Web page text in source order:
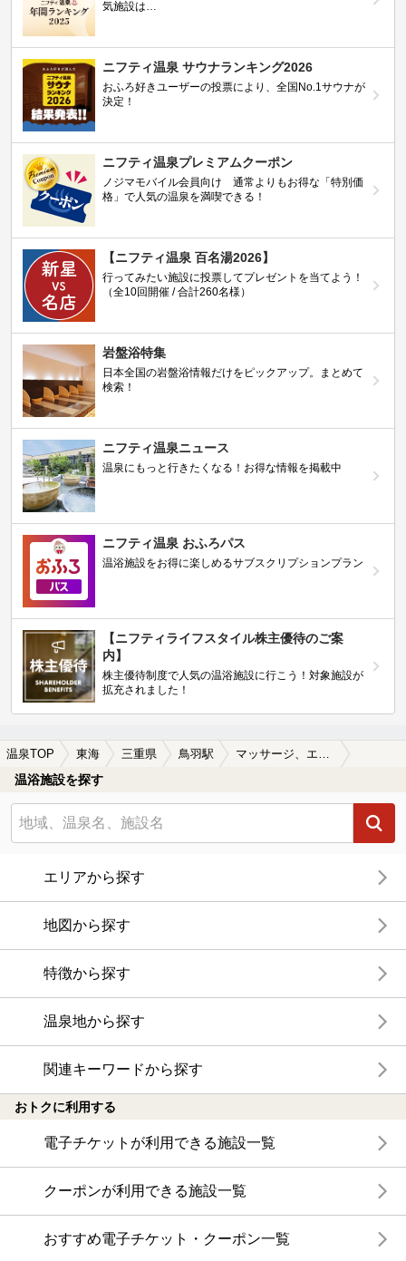
気施設は…
ニフティ温泉 サウナランキング2026
おふろ好きユーザーの投票により、全国No.1サウナが
決定！
ニフティ温泉プレミアムクーポン
ノジマモバイル会員向け 通常よりもお得な「特別価
格」で人気の温泉を満喫できる！
【ニフティ温泉 百名湯2026】
行ってみたい施設に投票してプレゼントを当てよう！
（全10回開催 / 合計260名様）
岩盤浴特集
日本全国の岩盤浴情報だけをピックアップ。まとめて
検索！
ニフティ温泉ニュース
温泉にもっと行きたくなる！お得な情報を掲載中
ニフティ温泉 おふろパス
温浴施設をお得に楽しめるサブスクリプションプラン
【ニフティライフスタイル株主優待のご案
内】
株主優待制度で人気の温浴施設に行こう！対象施設が
拡充されました！
温泉TOP 東海 三重県 鳥羽駅 マッサージ、エステがある鳥羽駅近くの温泉、日帰り温泉、スーパー銭湯おすすめ
温浴施設を探す
エリアから探す
地図から探す
特徴から探す
温泉地から探す
関連キーワードから探す
おトクに利用する
電子チケットが利用できる施設一覧
クーポンが利用できる施設一覧
おすすめ電子チケット・クーポン一覧